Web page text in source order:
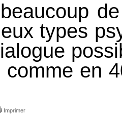
types
en
Imprimer